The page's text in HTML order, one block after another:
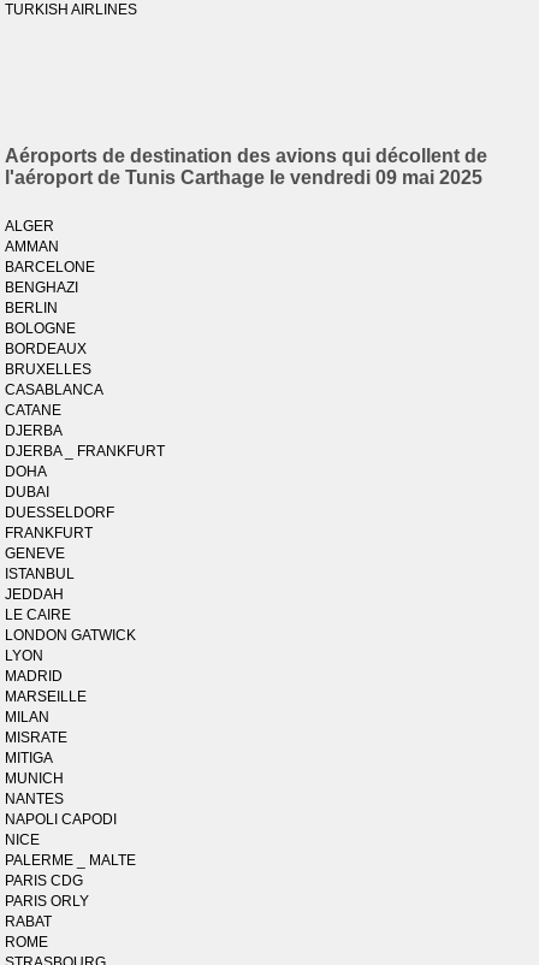
TURKISH AIRLINES
Aéroports de destination des avions qui décollent de
l'aéroport de Tunis Carthage le vendredi 09 mai 2025
ALGER
AMMAN
BARCELONE
BENGHAZI
BERLIN
BOLOGNE
BORDEAUX
BRUXELLES
CASABLANCA
CATANE
DJERBA
DJERBA _ FRANKFURT
DOHA
DUBAI
DUESSELDORF
FRANKFURT
GENEVE
ISTANBUL
JEDDAH
LE CAIRE
LONDON GATWICK
LYON
MADRID
MARSEILLE
MILAN
MISRATE
MITIGA
MUNICH
NANTES
NAPOLI CAPODI
NICE
PALERME _ MALTE
PARIS CDG
PARIS ORLY
RABAT
ROME